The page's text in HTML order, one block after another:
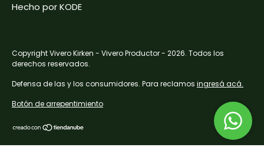
Hecho por KODE
Copyright Vivero Kirken - Vivero Productor - 2026. Todos los
derechos reservados.
Defensa de las y los consumidores. Para reclamos ingresá acá.
Botón de arrepentimiento